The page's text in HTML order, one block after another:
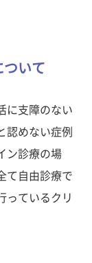
ついて
に支障のない
認めない症例
ン診療の場
て自由診療で
っているクリ